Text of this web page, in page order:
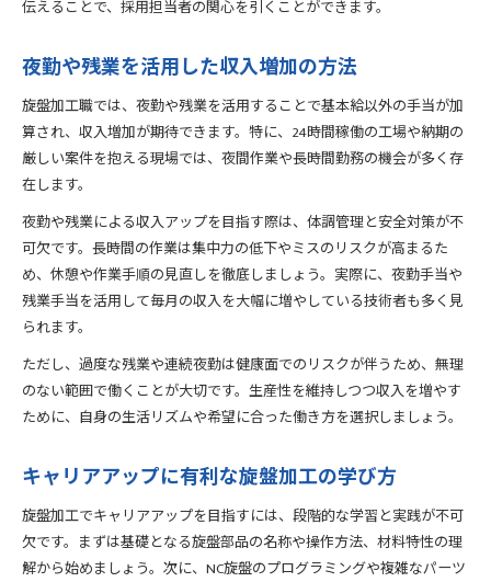
伝えることで、採用担当者の関心を引くことができます。
夜勤や残業を活用した収入増加の方法
旋盤加工職では、夜勤や残業を活用することで基本給以外の手当が加
算され、収入増加が期待できます。特に、24時間稼働の工場や納期の
厳しい案件を抱える現場では、夜間作業や長時間勤務の機会が多く存
在します。
夜勤や残業による収入アップを目指す際は、体調管理と安全対策が不
可欠です。長時間の作業は集中力の低下やミスのリスクが高まるた
め、休憩や作業手順の見直しを徹底しましょう。実際に、夜勤手当や
残業手当を活用して毎月の収入を大幅に増やしている技術者も多く見
られます。
ただし、過度な残業や連続夜勤は健康面でのリスクが伴うため、無理
のない範囲で働くことが大切です。生産性を維持しつつ収入を増やす
ために、自身の生活リズムや希望に合った働き方を選択しましょう。
キャリアアップに有利な旋盤加工の学び方
旋盤加工でキャリアアップを目指すには、段階的な学習と実践が不可
欠です。まずは基礎となる旋盤部品の名称や操作方法、材料特性の理
解から始めましょう。次に、NC旋盤のプログラミングや複雑なパーツ